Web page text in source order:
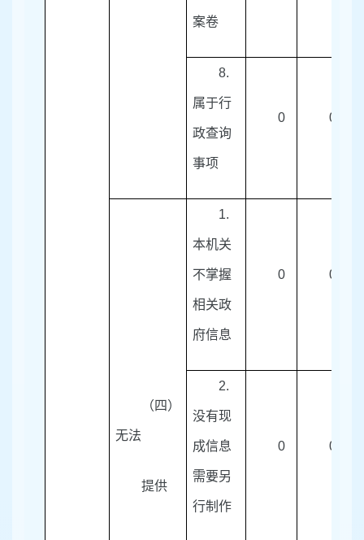
案卷
8.
属于行
政查询
事项
0 0
（四）
无法
提供
1.
本机关
不掌握
相关政
府信息
0 0
2.
没有现
成信息
需要另
行制作
0 0